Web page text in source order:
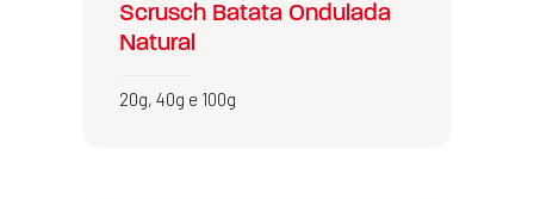
Scrusch Batata Ondulada
Natural
20g, 40g e 100g